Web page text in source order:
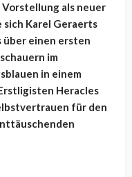
als neuer
sich Karel Geraerts
einen ersten
im
in einem
Heracles
für den